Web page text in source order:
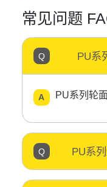
常见问题
PU系
PU系列轮
PU系